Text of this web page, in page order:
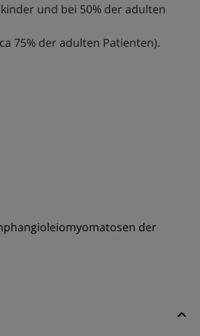
und bei 50% der adulten
75% der adulten Patienten).
der